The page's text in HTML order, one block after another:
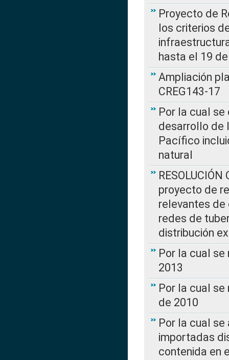
Proyecto de
los criterios
hasta el 19
Ampliación
CREG143-17
Por la cual
desarrollo de
Pacífico
natural
proyecto de
relevantes de
redes de
distribución
Por la cual se
2013
Por la cual se
de 2010
Por la cual
importadas
contenida en